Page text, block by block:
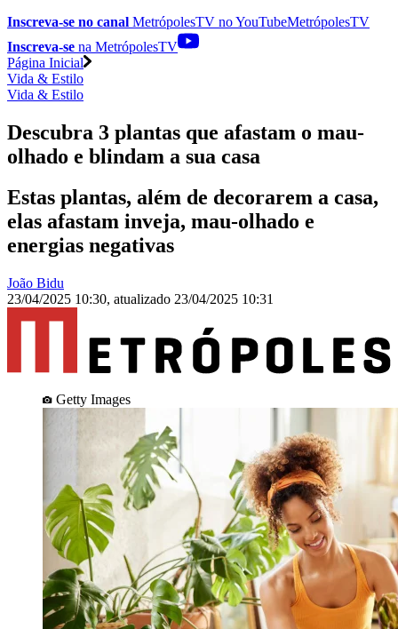
Inscreva-se no canal MetrópolesTV noYouTubeMetrópolesTV
Inscreva-se na MetrópolesTV
Página Inicial
Vida & Estilo
Vida & Estilo
Descubra 3 plantas que afastam o mau-
olhado e blindam a sua casa
Estas plantas, além de decorarem a casa,
elas afastam inveja, mau-olhado e
energias negativas
João Bidu
23/04/2025 10:30, atualizado 23/04/2025 10:31
Getty Images